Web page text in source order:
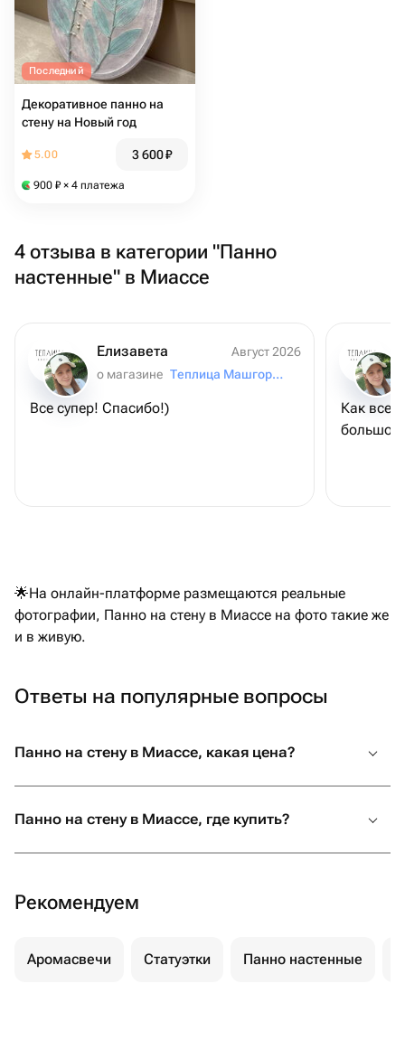
Последний
Декоративное панно на
стену на Новый год
5.00 3 600₽
900 ₽ × 4 платежа
4 отзыва в категории "Панно
настенные" в Миассе
Елизавета
Август 2026
о магазине
Теплица Машгородок
Все супер! Спасибо!)
Как
большое!
🌟На онлайн-платформе размещаются реальные
фотографии, Панно на стену в Миассе на фото такие же
и в живую.
Ответы на популярные вопросы
Панно на стену в Миассе, какая цена?
Панно на стену в Миассе, где купить?
Рекомендуем
Аромасвечи Статуэтки Панно настенные